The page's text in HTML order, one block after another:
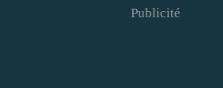
Publicité